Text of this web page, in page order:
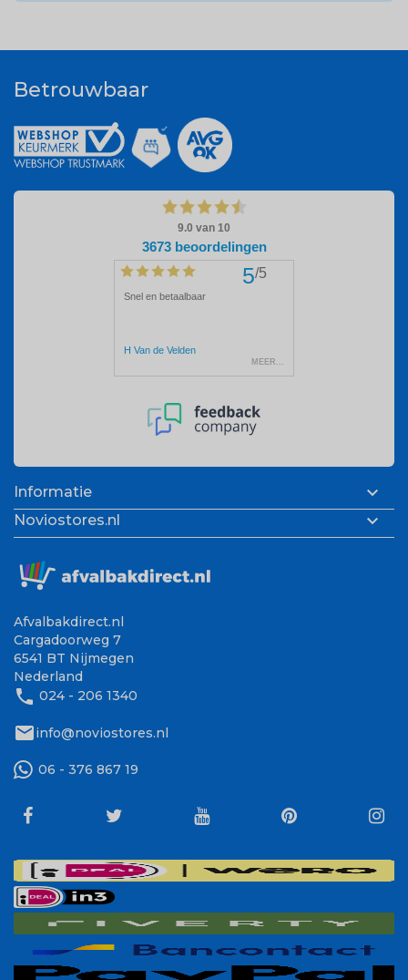
Betrouwbaar
Informatie 
Noviostores.nl 
Afvalbakdirect.nl
Cargadoorweg 7
6541 BT Nijmegen
Nederland
phone 024 - 206 1340
mailinfo@noviostores.nl
06 - 376 867 19